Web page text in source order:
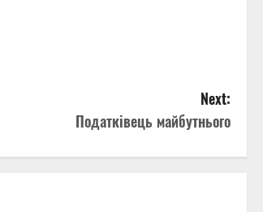
Next:
Податківець майбутнього